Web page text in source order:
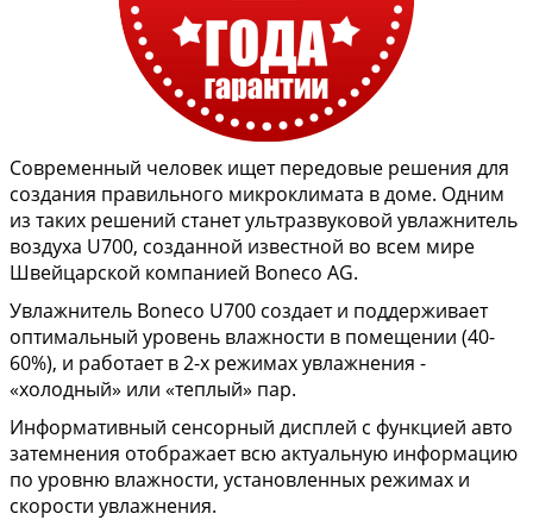
Современный человек ищет передовые решения для
создания правильного микроклимата в доме. Одним
из таких решений станет ультразвуковой увлажнитель
воздуха U700, созданной известной во всем мире
Швейцарской компанией Boneco AG.
Увлажнитель Boneco U700 создает и поддерживает
оптимальный уровень влажности в помещении (40-
60%), и работает в 2-х режимах увлажнения -
«холодный» или «теплый» пар.
Информативный сенсорный дисплей с функцией авто
затемнения отображает всю актуальную информацию
по уровню влажности, установленных режимах и
скорости увлажнения.